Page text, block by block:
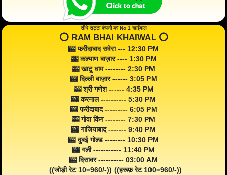
सीधे सट्टा कंपनी का No 1 खाईवाल
⭕️ RAM BHAI KHAIWAL ⭕️
🎰 फरीदाबाद सवेरा --- 12:30 PM
🎰 कल्याण बाज़ार ---- 1:30 PM
🎰 खाटू धाम -------- 2:30 PM
🎰 दिल्ली बाज़ार ------ 3:05 PM
🎰 श्री गणेश ------ 4:35 PM
🎰 करनाल ---------- 5:30 PM
🎰 फरीदाबाद --------- 6:05 PM
🎰 गोवा किंग -------- 7:30 PM
🎰 गाजियाबाद ------- 9:40 PM
🎰 दुबई गोल्ड -------- 10:30 PM
🎰 गली ----------- 11:40 PM
🎰 दिसावर ---------- 03:00 AM
((जोड़ी रेट 10=960/-)) ((हरूफ़ रेट 100=960/-))